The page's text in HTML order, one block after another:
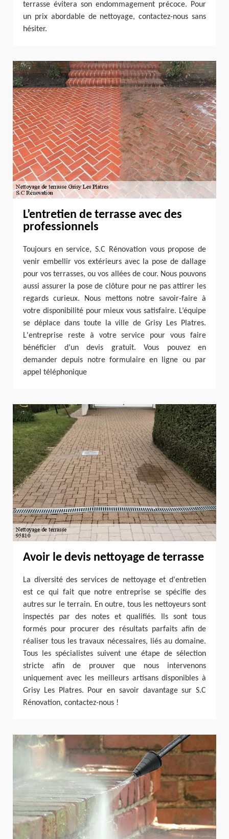
terrasse évitera son endommagement précoce. Pour
un prix abordable de nettoyage, contactez-nous sans
hésiter.
L’entretien de terrasse avec des
professionnels
Toujours en service, S.C Rénovation vous propose de
venir embellir vos extérieurs avec la pose de dallage
pour vos terrasses, ou vos allées de cour. Nous pouvons
aussi assurer la pose de clôture pour ne pas attirer les
regards curieux. Nous mettons notre savoir-faire à
votre disponibilité pour mieux vous satisfaire. L’équipe
se déplace dans toute la ville de Grisy Les Platres.
L'entreprise reste à votre service pour vous faire
bénéficier d’un devis gratuit. Vous pouvez en
demander depuis notre formulaire en ligne ou par
appel téléphonique
Avoir le devis nettoyage de terrasse
La diversité des services de nettoyage et d'entretien
est ce qui fait que notre entreprise se spécifie des
autres sur le terrain. En outre, tous les nettoyeurs sont
inspectés par des notes et qualifiés. Ils sont tous
formés pour procurer des résultats parfaits afin de
réaliser tous les travaux nécessaires, liés au domaine.
Tous les spécialistes suivent une étape de sélection
stricte afin de prouver que nous intervenons
uniquement avec les meilleurs artisans disponibles à
Grisy Les Platres. Pour en savoir davantage sur S.C
Rénovation, contactez-nous !